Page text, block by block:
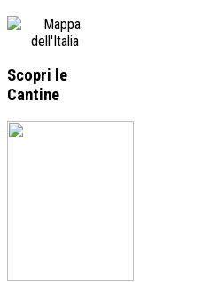
Scopri le
Cantine